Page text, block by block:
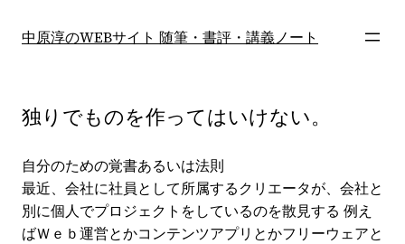
中原淳のWEBサイト 随筆・書評・講義ノート
独りでものを作ってはいけない。
自分のための覚書あるいは法則
最近、会社に社員として所属するクリエータが、会社と
別に個人でプロジェクトをしているのを散見する 例え
ばＷｅｂ運営とかコンテンツアプリとかフリーウェアと